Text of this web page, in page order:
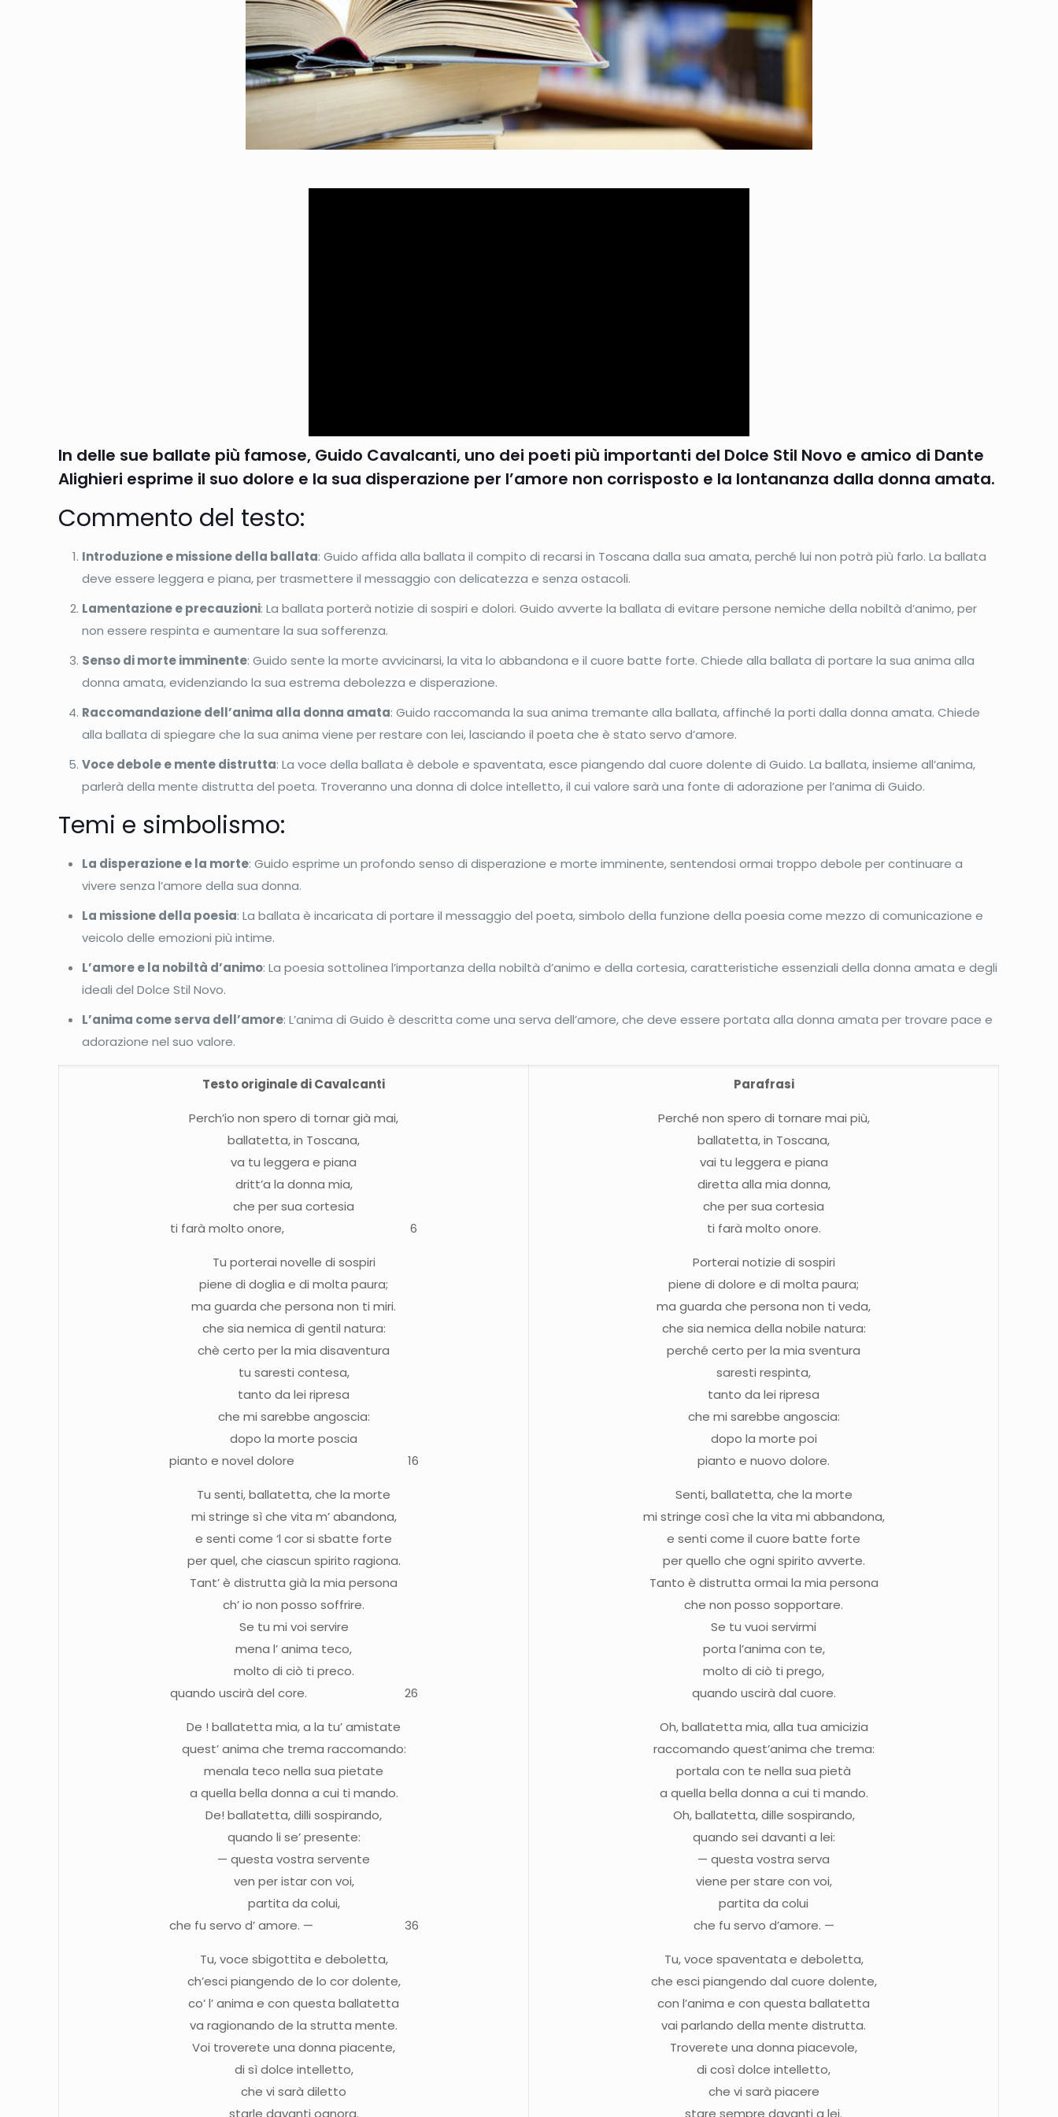
In delle sue ballate più famose, Guido Cavalcanti, uno dei poeti più importanti del Dolce Stil Novo e amico di Dante
Alighieri esprime il suo dolore e la sua disperazione per l’amore non corrisposto e la lontananza dalla donna amata.
Commento del testo:
Introduzione e missione della ballata: Guido affida alla ballata il compito di recarsi in Toscana dalla sua amata, perché lui non potrà più farlo. La ballata
deve essere leggera e piana, per trasmettere il messaggio con delicatezza e senza ostacoli.
Lamentazione e precauzioni: La ballata porterà notizie di sospiri e dolori. Guido avverte la ballata di evitare persone nemiche della nobiltà d’animo, per
non essere respinta e aumentare la sua sofferenza.
Senso di morte imminente: Guido sente la morte avvicinarsi, la vita lo abbandona e il cuore batte forte. Chiede alla ballata di portare la sua anima alla
donna amata, evidenziando la sua estrema debolezza e disperazione.
Raccomandazione dell’anima alla donna amata: Guido raccomanda la sua anima tremante alla ballata, affinché la porti dalla donna amata. Chiede
alla ballata di spiegare che la sua anima viene per restare con lei, lasciando il poeta che è stato servo d’amore.
Voce debole e mente distrutta: La voce della ballata è debole e spaventata, esce piangendo dal cuore dolente di Guido. La ballata, insieme all’anima,
parlerà della mente distrutta del poeta. Troveranno una donna di dolce intelletto, il cui valore sarà una fonte di adorazione per l’anima di Guido.
Temi e simbolismo:
La disperazione e la morte: Guido esprime un profondo senso di disperazione e morte imminente, sentendosi ormai troppo debole per continuare a
vivere senza l’amore della sua donna.
La missione della poesia: La ballata è incaricata di portare il messaggio del poeta, simbolo della funzione della poesia come mezzo di comunicazione e
veicolo delle emozioni più intime.
L’amore e la nobiltà d’animo: La poesia sottolinea l’importanza della nobiltà d’animo e della cortesia, caratteristiche essenziali della donna amata e degli
ideali del Dolce Stil Novo.
L’anima come serva dell’amore: L’anima di Guido è descritta come una serva dell’amore, che deve essere portata alla donna amata per trovare pace e
adorazione nel suo valore.
Testo originale di Cavalcanti
Perch’io non spero di tornar già mai,
ballatetta, in Toscana,
va tu leggera e piana
dritt’a la donna mia,
che per sua cortesia
ti farà molto onore, 6
Tu porterai novelle di sospiri
piene di doglia e di molta paura;
ma guarda che persona non ti miri.
che sia nemica di gentil natura:
chè certo per la mia disaventura
tu saresti contesa,
tanto da lei ripresa
che mi sarebbe angoscia:
dopo la morte poscia
pianto e novel dolore 16
Tu senti, ballatetta, che la morte
mi stringe sì che vita m’ abandona,
e senti come ‘l cor si sbatte forte
per quel, che ciascun spirito ragiona.
Tant’ è distrutta già la mia persona
ch’ io non posso soffrire.
Se tu mi voi servire
mena l’ anima teco,
molto di ciò ti preco.
quando uscirà del core. 26
De ! ballatetta mia, a la tu’ amistate
quest’ anima che trema raccomando:
menala teco nella sua pietate
a quella bella donna a cui ti mando.
De! ballatetta, dilli sospirando,
quando li se’ presente:
— questa vostra servente
ven per istar con voi,
partita da colui,
che fu servo d’ amore. — 36
Tu, voce sbigottita e deboletta,
ch’esci piangendo de lo cor dolente,
co’ l’ anima e con questa ballatetta
va ragionando de la strutta mente.
Voi troverete una donna piacente,
di sì dolce intelletto,
che vi sarà diletto
starle davanti ognora.
Parafrasi
Perché non spero di tornare mai più,
ballatetta, in Toscana,
vai tu leggera e piana
diretta alla mia donna,
che per sua cortesia
ti farà molto onore.
Porterai notizie di sospiri
piene di dolore e di molta paura;
ma guarda che persona non ti veda,
che sia nemica della nobile natura:
perché certo per la mia sventura
saresti respinta,
tanto da lei ripresa
che mi sarebbe angoscia:
dopo la morte poi
pianto e nuovo dolore.
Senti, ballatetta, che la morte
mi stringe così che la vita mi abbandona,
e senti come il cuore batte forte
per quello che ogni spirito avverte.
Tanto è distrutta ormai la mia persona
che non posso sopportare.
Se tu vuoi servirmi
porta l’anima con te,
molto di ciò ti prego,
quando uscirà dal cuore.
Oh, ballatetta mia, alla tua amicizia
raccomando quest’anima che trema:
portala con te nella sua pietà
a quella bella donna a cui ti mando.
Oh, ballatetta, dille sospirando,
quando sei davanti a lei:
— questa vostra serva
viene per stare con voi,
partita da colui
che fu servo d’amore. —
Tu, voce spaventata e deboletta,
che esci piangendo dal cuore dolente,
con l’anima e con questa ballatetta
vai parlando della mente distrutta.
Troverete una donna piacevole,
di così dolce intelletto,
che vi sarà piacere
stare sempre davanti a lei.